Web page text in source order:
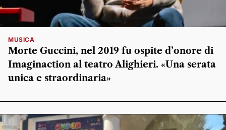
MUSICA
Morte Guccini, nel 2019 fu ospite d’onore di
Imaginaction al teatro Alighieri. «Una serata
unica e straordinaria»